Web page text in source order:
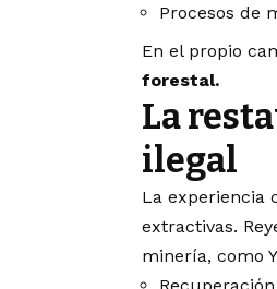
Procesos de
En el propio
forestal.
La
ilegal
La experiencia
extractivas.
minería, como